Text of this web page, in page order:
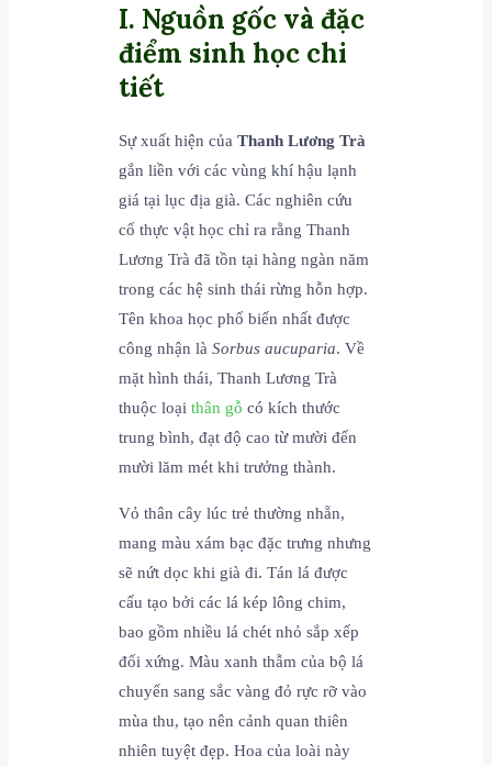
I. Nguồn gốc và đặc
điểm sinh học chi
tiết
Sự xuất hiện củaThanh Lương Trà
gắn liền với các vùng khí hậu lạnh
giá tại lục địa già. Các nghiên cứu
cổ thực vật học chỉ ra rằng Thanh
Lương Trà đã tồn tại hàng ngàn năm
trong các hệ sinh thái rừng hỗn hợp.
Tên khoa học phổ biến nhất được
công nhận làSorbus aucuparia. Về
mặt hình thái, Thanh Lương Trà
thuộc loạithân gỗ có kích thước
trung bình, đạt độ cao từ mười đến
mười lăm mét khi trưởng thành.
Vỏ thân cây lúc trẻ thường nhẵn,
mang màu xám bạc đặc trưng nhưng
sẽ nứt dọc khi già đi. Tán lá được
cấu tạo bởi các lá kép lông chim,
bao gồm nhiều lá chét nhỏ sắp xếp
đối xứng. Màu xanh thẫm của bộ lá
chuyển sang sắc vàng đỏ rực rỡ vào
mùa thu, tạo nên cảnh quan thiên
nhiên tuyệt đẹp. Hoa của loài này